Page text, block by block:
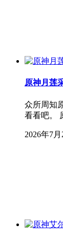
原神月莲
众所周知
看看吧。
2026年7月